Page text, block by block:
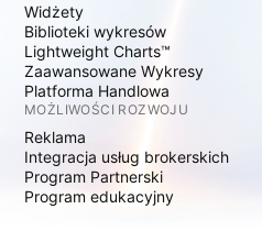
Widżety
Biblioteki wykresów
Lightweight Charts™
Zaawansowane Wykresy
Platforma Handlowa
MOŻLIWOŚCI ROZWOJU
Reklama
Integracja usług brokerskich
Program Partnerski
Program edukacyjny